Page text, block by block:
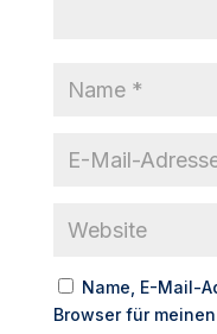
Name, E-Mail-
Browser für